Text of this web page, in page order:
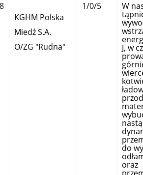
KGHM Polska
Miedź S.A.
O/ZG "Rudna"
1/0/5 W
J, w
do
oraz